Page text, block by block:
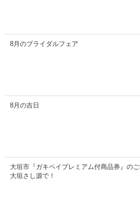
8月のブライダルフェア
8月の吉日
大垣市『ガキペイプレミアム付商品券』の
大垣さし源で！